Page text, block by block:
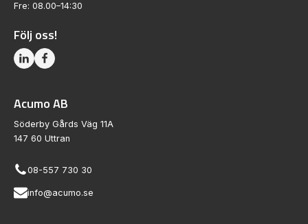
Fre: 08.00–14:30
Följ oss!
Acumo AB
Söderby Gårds Väg 11A
147 60 Uttran
08-557 730 30
info@acumo.se